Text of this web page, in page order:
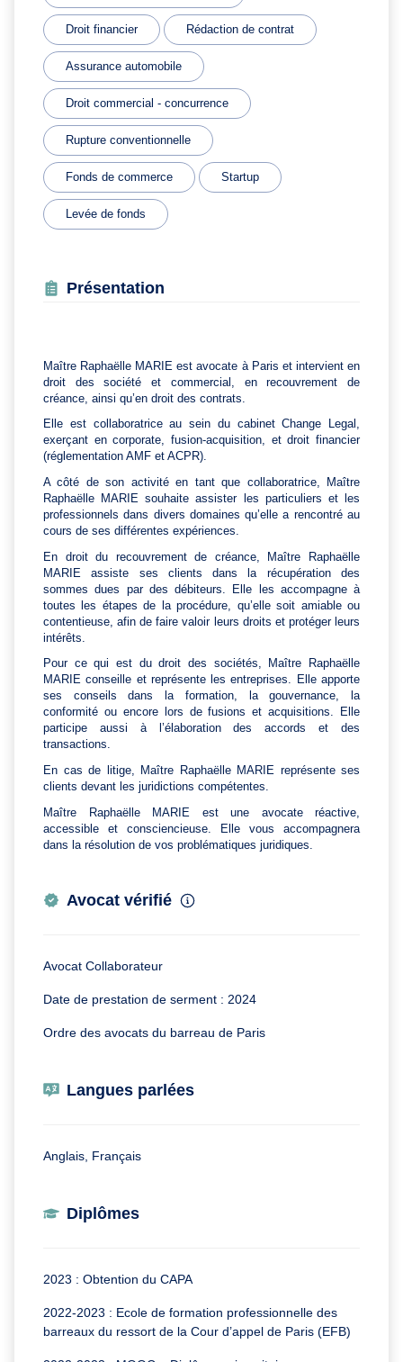
Droit financier Rédaction de contrat
Assurance automobile
Droit commercial - concurrence
Rupture conventionnelle
Fonds de commerce Startup
Levée de fonds
Présentation
Maître Raphaëlle MARIE est avocate à Paris et intervient en
droit des société et commercial, en recouvrement de
créance, ainsi qu’en droit des contrats.
Elle est collaboratrice au sein du cabinet Change Legal,
exerçant en corporate, fusion-acquisition, et droit financier
(réglementation AMF et ACPR).
A côté de son activité en tant que collaboratrice, Maître
Raphaëlle MARIE souhaite assister les particuliers et les
professionnels dans divers domaines qu’elle a rencontré au
cours de ses différentes expériences.
En droit du recouvrement de créance, Maître Raphaëlle
MARIE assiste ses clients dans la récupération des
sommes dues par des débiteurs. Elle les accompagne à
toutes les étapes de la procédure, qu’elle soit amiable ou
contentieuse, afin de faire valoir leurs droits et protéger leurs
intérêts.
Pour ce qui est du droit des sociétés, Maître Raphaëlle
MARIE conseille et représente les entreprises. Elle apporte
ses conseils dans la formation, la gouvernance, la
conformité ou encore lors de fusions et acquisitions. Elle
participe aussi à l’élaboration des accords et des
transactions.
En cas de litige, Maître Raphaëlle MARIE représente ses
clients devant les juridictions compétentes.
Maître Raphaëlle MARIE est une avocate réactive,
accessible et consciencieuse. Elle vous accompagnera
dans la résolution de vos problématiques juridiques.
Avocat vérifié
Avocat Collaborateur
Date de prestation de serment : 2024
Ordre des avocats du barreau de Paris
Langues parlées
Anglais, Français
Diplômes
2023 : Obtention du CAPA
2022-2023 : Ecole de formation professionnelle des
barreaux du ressort de la Cour d’appel de Paris (EFB)